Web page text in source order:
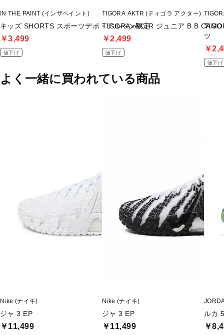
IN THE PAINT (インザペイント)
キッズ SHORTS スポーツデポ・アルペン限定
￥3,499
値下げ
TIGORA AKTR (ティゴラ アクター)
TIGORA×AKTR ジュニア B.B
￥2,499
値下げ
ツ
￥
値下げ
よく一緒に買われている商品
Nike (ナイキ)
ジャ 3 EP
￥11,499
Nike (ナイキ)
ジャ 3 EP
￥11,499
ルカ
￥